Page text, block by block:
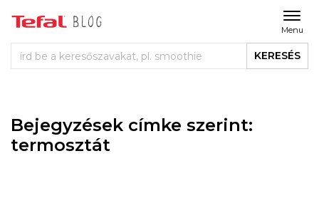
Menu
KERESÉS
Bejegyzések címke szerint:
termosztát